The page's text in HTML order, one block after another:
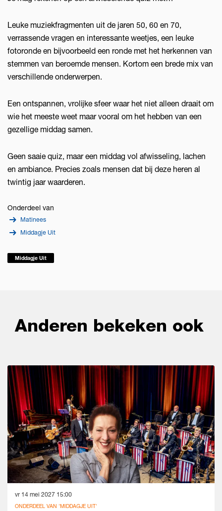
Leuke muziekfragmenten uit de jaren 50, 60 en 70,
verrassende vragen en interessante weetjes, een leuke
fotoronde en bijvoorbeeld een ronde met het herkennen van
stemmen van beroemde mensen. Kortom een brede mix van
verschillende onderwerpen.
Een ontspannen, vrolijke sfeer waar het niet alleen draait om
wie het meeste weet maar vooral om het hebben van een
gezellige middag samen.
Geen saaie quiz, maar een middag vol afwisseling, lachen
en ambiance. Precies zoals mensen dat bij deze heren al
twintig jaar waarderen.
Onderdeel van
Matinees
Middagje Uit
Middagje Uit
Anderen bekeken ook
ONDERDEEL VAN 'MIDDAGJE UIT'
vr 14 mei 2027 15:00